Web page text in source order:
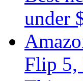
under
Flip 5,